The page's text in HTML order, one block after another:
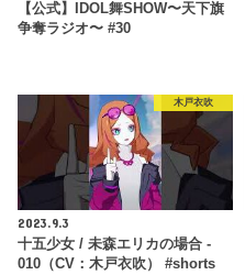
【公式】IDOL舞SHOW〜天下旗
争奪ラジオ〜 #30
木戸衣吹
2023.9.3
十五少女 / 未森エリカの場合 -
010（CV：木戸衣吹） #shorts